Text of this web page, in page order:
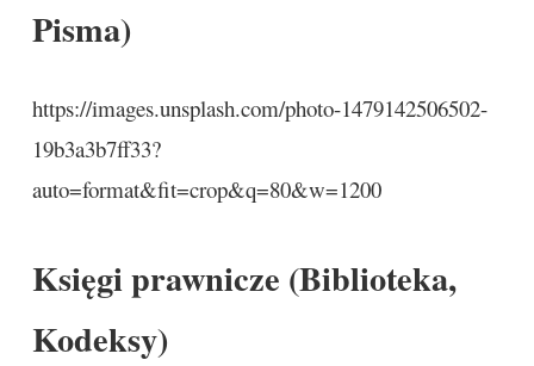
Pisma)
https://images.unsplash.com/photo-1479142506502-
19b3a3b7ff33?
auto=format&fit=crop&q=80&w=1200
Księgi prawnicze (Biblioteka,
Kodeksy)